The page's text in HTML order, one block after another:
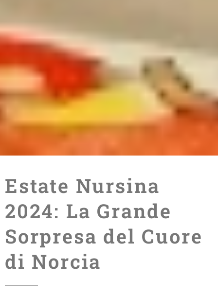
Estate Nursina
2024: La Grande
Sorpresa del Cuore
di Norcia